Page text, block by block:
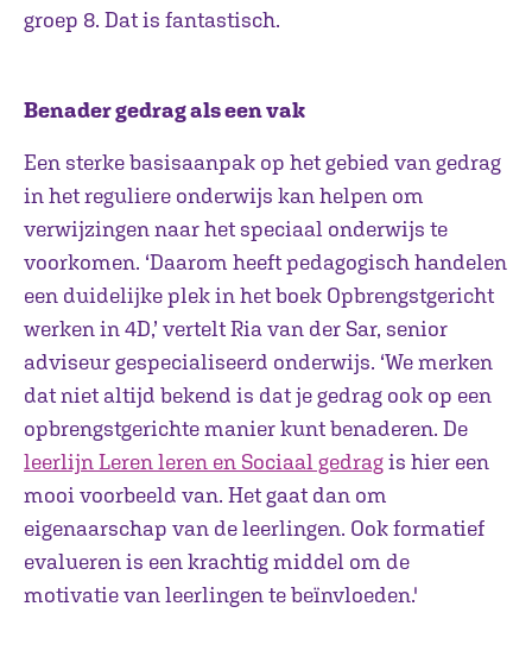
groep 8. Dat is fantastisch.
Benader gedrag als een vak
Een sterke basisaanpak op het gebied van gedrag
in het reguliere onderwijs kan helpen om
verwijzingen naar het speciaal onderwijs te
voorkomen. ‘Daarom heeft pedagogisch handelen
een duidelijke plek in het boek Opbrengstgericht
werken in 4D,’ vertelt Ria van der Sar, senior
adviseur gespecialiseerd onderwijs. ‘We merken
dat niet altijd bekend is dat je gedrag ook op een
opbrengstgerichte manier kunt benaderen. De
leerlijn Leren leren en Sociaal gedragis hier een
mooi voorbeeld van. Het gaat dan om
eigenaarschap van de leerlingen. Ook formatief
evalueren is een krachtig middel om de
motivatie van leerlingen te beïnvloeden.'